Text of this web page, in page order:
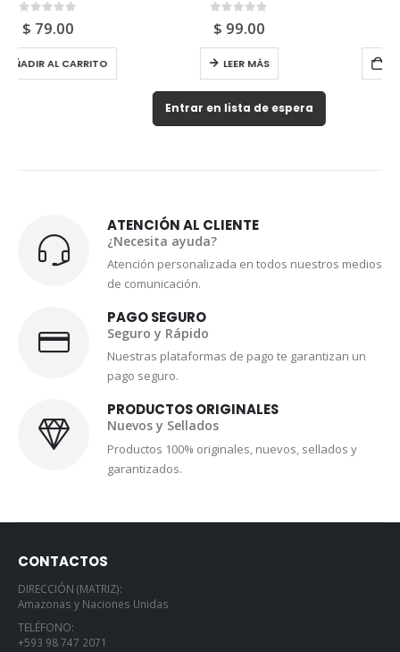
LEER MÁS
Entrar en lista de espera
AÑADIR AL CARRITO
ATENCIÓN AL CLIENTE
¿Necesita ayuda?
Atención personalizada en todos nuestros medios
de comunicación.
PAGO SEGURO
Seguro y Rápido
Nuestras plataformas de pago te garantizan un
pago seguro.
PRODUCTOS ORIGINALES
Nuevos y Sellados
Productos 100% originales, nuevos, sellados y
garantizados.
CONTACTOS
DIRECCIÓN (MATRIZ):
Amazonas y Naciones Unidas
TELÉFONO:
+593 98 747 2071